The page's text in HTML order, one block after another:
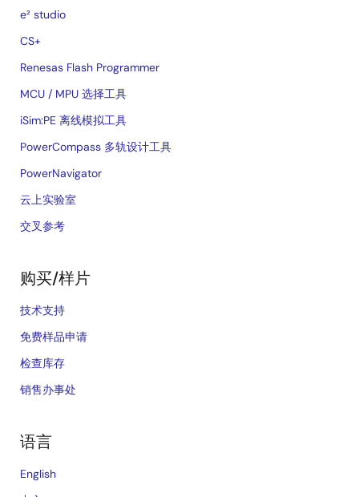
e² studio
CS+
Renesas Flash Programmer
MCU / MPU 选择工具
iSim:PE 离线模拟工具
PowerCompass 多轨设计工具
PowerNavigator
云上实验室
交叉参考
购买/样片
技术支持
免费样品申请
检查库存
销售办事处
语言
English